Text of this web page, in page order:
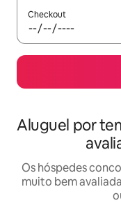
Checkout
Aluguel por
Os hóspedes
muito bem